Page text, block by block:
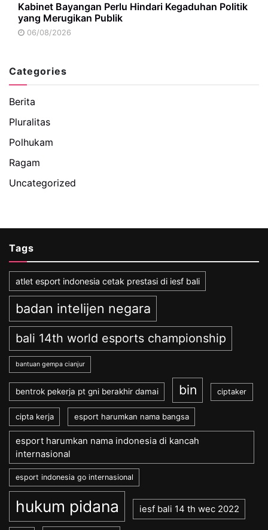
Kabinet Bayangan Perlu Hindari Kegaduhan Politik
yang Merugikan Publik
06/08/2026
Categories
Berita
Pluralitas
Polhukam
Ragam
Uncategorized
Tags
atlet esport indonesia cetak prestasi di iesf bali
badan intelijen negara
bali 14th world esports championship
bantuan gempa cianjur
bentrok pekerja pt gni berakhir damai bin ciptaker
cipta kerja esport harumkan nama bangsa
esport harumkan nama indonesia di kancah
internasional
esport indonesia go internasional
hukum pidana iesf bali 14 th wec 2022